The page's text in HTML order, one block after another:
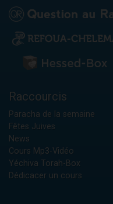
Raccourcis
Paracha de la semaine
Fêtes Juives
News
Cours Mp3-Vidéo
Yéchiva Torah-Box
Dédicacer un cours